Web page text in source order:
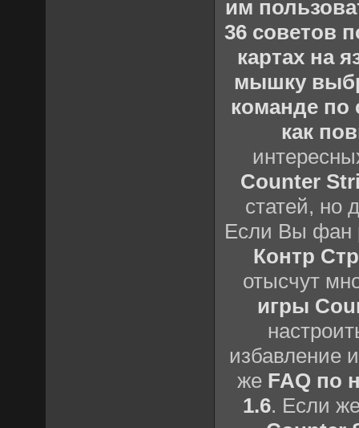
им
36 советов
картах на
мышку
команде по
как
Counter
статей, но
Если Вы фан
Контр
отысчут
игры
избавление
же FAQ по
1.6. Если